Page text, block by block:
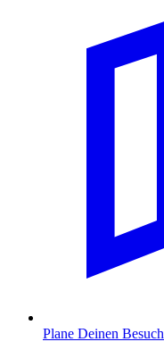
Plane Deinen Besuch